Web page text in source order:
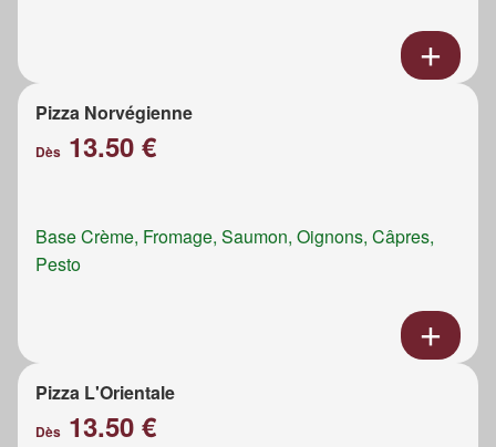
Pizza Norvégienne
Dès 13.50 €
Base Crème, Fromage, Saumon, Oignons, Câpres,
Pesto
Pizza L'Orientale
Dès 13.50 €